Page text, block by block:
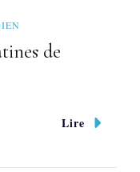
de
Lire